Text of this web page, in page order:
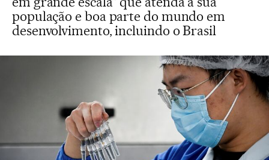
população e boa parte do mundo em
desenvolvimento, incluindo o Brasil